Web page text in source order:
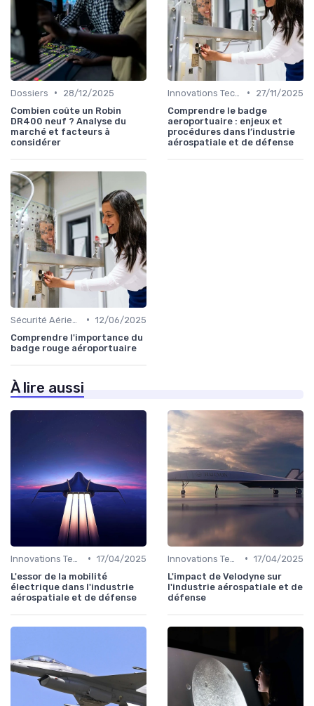
Dossiers •
28/12/2025
Combien coûte un Robin
DR400 neuf ? Analyse du
marché et facteurs à
considérer
•
27/11/2025
Comprendre le badge
aeroportuaire : enjeux et
procédures dans l’industrie
aérospatiale et de défense
• 12/06/2025
Comprendre l'importance du
badge rouge aéroportuaire
À lire aussi
• 17/04/2025
L'essor de la mobilité
électrique dans l'industrie
aérospatiale et de défense
• 17/04/2025
L'impact de Velodyne sur
l'industrie aérospatiale et de
défense